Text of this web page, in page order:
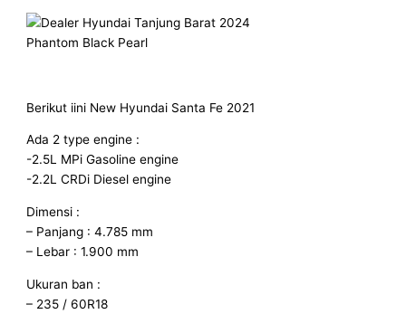
Phantom Black Pearl
Berikut iini New Hyundai Santa Fe 2021
Ada 2 type engine :
-2.5L MPi Gasoline engine
-2.2L CRDi Diesel engine
Dimensi :
– Panjang : 4.785 mm
– Lebar : 1.900 mm
Ukuran ban :
– 235 / 60R18